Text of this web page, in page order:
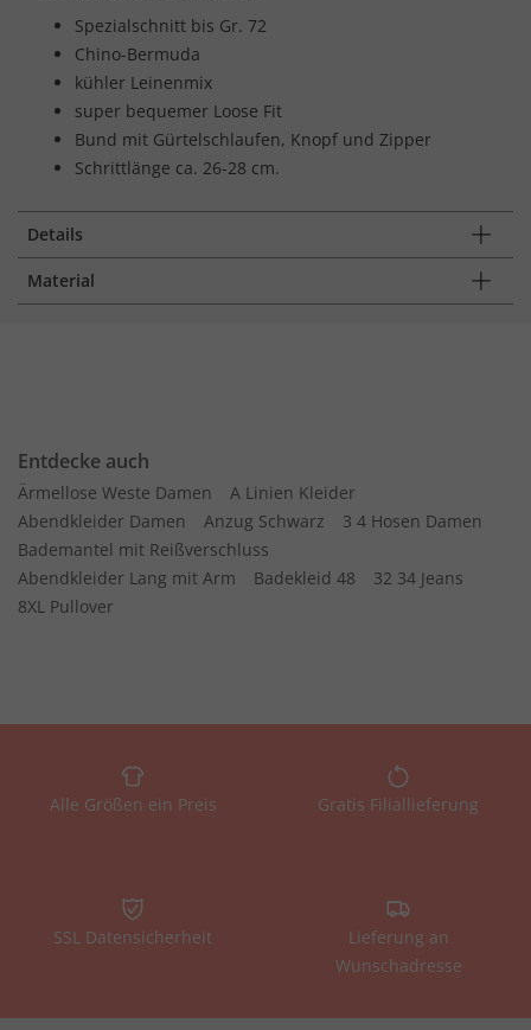
Spezialschnitt bis Gr. 72
Chino-Bermuda
kühler Leinenmix
super bequemer Loose Fit
Bund mit Gürtelschlaufen, Knopf und Zipper
Schrittlänge ca. 26-28 cm.
Details
Material
Entdecke auch
Ärmellose Weste Damen
A Linien Kleider
Abendkleider Damen
Anzug Schwarz
3 4 Hosen Damen
Bademantel mit Reißverschluss
Abendkleider Lang mit Arm
Badekleid 48
32 34 Jeans
8XL Pullover
Alle Größen ein Preis Gratis Filiallieferung
SSL Datensicherheit
Lieferung an
Wunschadresse